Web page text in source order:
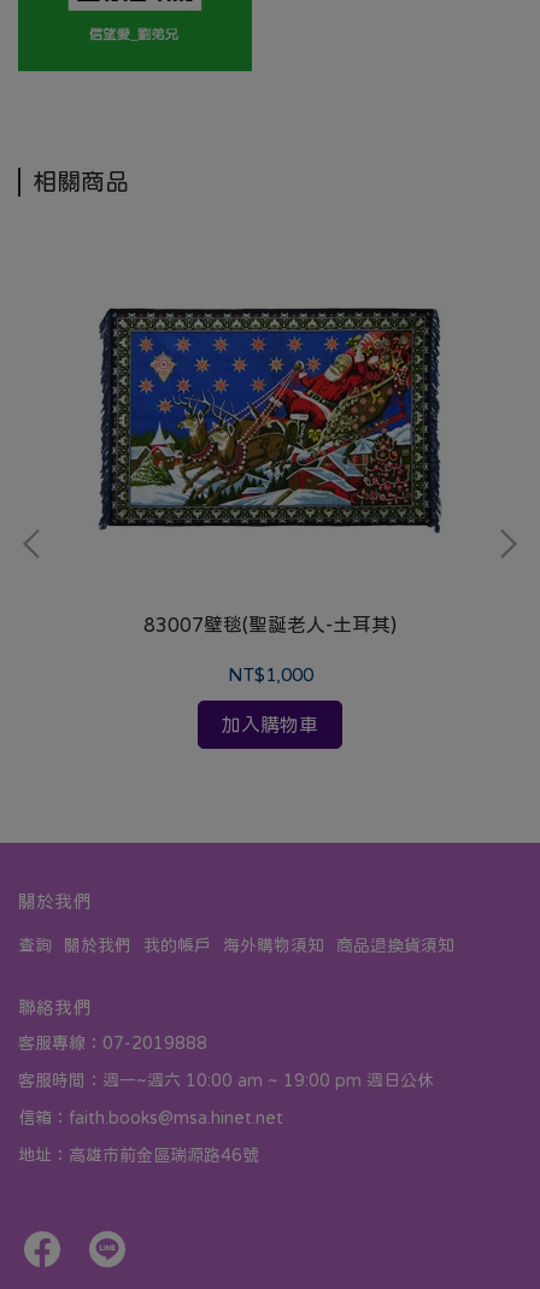
相關商品
83007壁毯(聖誕老人-土耳其)
NT$1,000
加入購物車
關於我們
查詢 關於我們 我的帳戶 海外購物須知 商品退換貨須知
聯絡我們
客服專線：07-2019888
客服時間：週一~週六 10:00 am ~ 19:00 pm 週日公休
信箱：faith.books@msa.hinet.net
地址：高雄市前金區瑞源路46號